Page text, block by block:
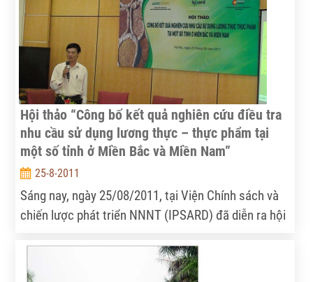
Hội thảo “Công bố kết quả nghiên cứu điều tra
nhu cầu sử dụng lương thực – thực phẩm tại
một số tỉnh ở Miền Bắc và Miền Nam”
25-8-2011
Sáng nay, ngày 25/08/2011, tại Viện Chính sách và
chiến lược phát triển NNNT (IPSARD) đã diễn ra hội
sử dụng lương thực – thực phẩm tại một số tỉnh ở
Miền Bắc và Miền Nam” do Trung tâm Thông tin phát